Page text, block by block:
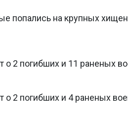
попались на крупных
о 2 погибших и 11 раненых
о 2 погибших и 4 раненых